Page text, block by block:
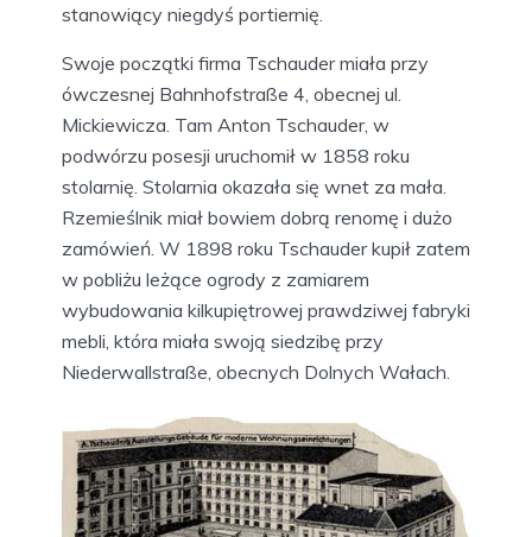
stanowiący niegdyś portiernię.
Swoje początki firma Tschauder miała przy
ówczesnej Bahnhofstraße 4, obecnej ul.
Mickiewicza. Tam Anton Tschauder, w
podwórzu posesji uruchomił w 1858 roku
stolarnię. Stolarnia okazała się wnet za mała.
Rzemieślnik miał bowiem dobrą renomę i dużo
zamówień. W 1898 roku Tschauder kupił zatem
w pobliżu leżące ogrody z zamiarem
wybudowania kilkupiętrowej prawdziwej fabryki
mebli, która miała swoją siedzibę przy
Niederwallstraße, obecnych Dolnych Wałach.